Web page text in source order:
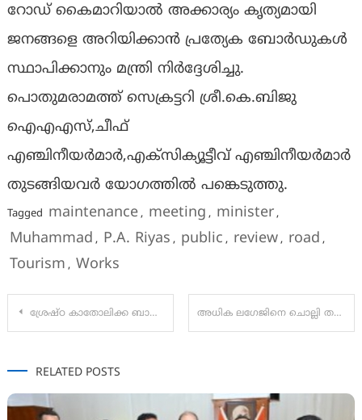
റോഡ് കൈമാറിയാല്‍ അക്കാര്യം കൃത്യമായി
ജനങ്ങളെ അറിയിക്കാന്‍ പ്രത്യേക ബോര്‍ഡുകള്‍
സ്ഥാപിക്കാനും മന്ത്രി നിര്‍ദ്ദേശിച്ചു.
പൊതുമരാമത്ത് സെക്രട്ടറി ശ്രീ.കെ.ബിജു
ഐഎഎസ്,ചീഫ്
എഞ്ചിനീയര്‍മാര്‍,എക്സിക്യൂട്ടീവ് എഞ്ചിനീയര്‍മാര്‍
തുടങ്ങിയവര്‍ യോഗത്തില്‍ പങ്കെടുത്തു.
Tagged maintenance, meeting , minister,
Muhammad , P.A. Riyas , public , review, road ,
Tourism , Works
Post
ശ്രേഷ്ഠ കാതോലിക്ക ബാവ മുഖ്യമന്ത്രിയെ സന്ദർശിച്ചു അധിക ലഗേജിനെ ചൊല്ലി തർക്കം; ശ്രീനഗറിൽ സ്പൈസ് ജെറ്റ് ജീവനക്കാരെ മർദ്ദിച്ച് സൈനിക ഉദ്യോഗസ്ഥൻ
RELATED POSTS